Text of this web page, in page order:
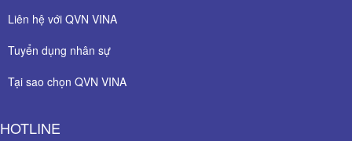
Liên hệ với QVN VINA
Tuyển dụng nhân sự
Tại sao chọn QVN VINA
HOTLINE